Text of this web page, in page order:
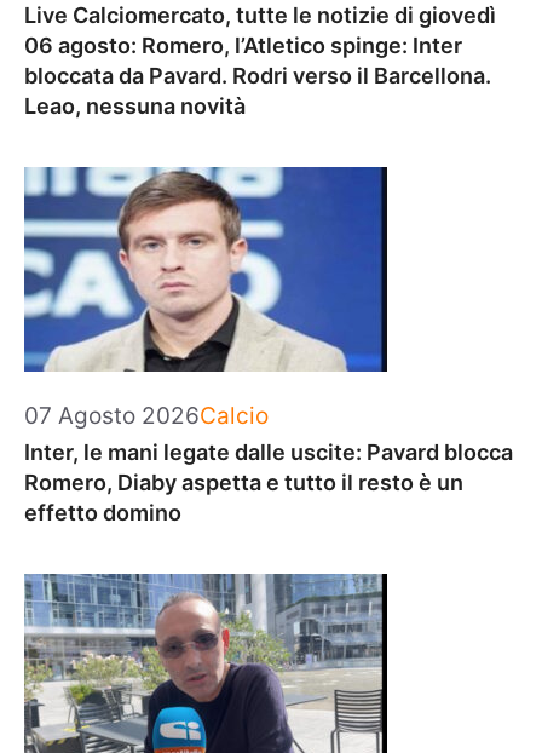
Live Calciomercato, tutte le notizie di giovedì
06 agosto: Romero, l’Atletico spinge: Inter
bloccata da Pavard. Rodri verso il Barcellona.
Leao, nessuna novità
07 Agosto 2026Categorie
Calcio
Inter, le mani legate dalle uscite: Pavard blocca
Romero, Diaby aspetta e tutto il resto è un
effetto domino